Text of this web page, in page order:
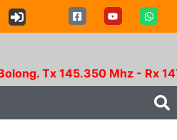
145.350 Mhz - Rx